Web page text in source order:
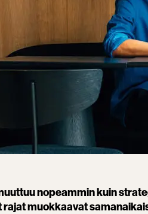
nopeammin kuin
muokkaavat